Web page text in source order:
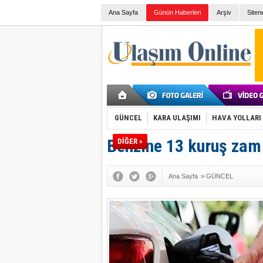
Ana Sayfa Günün Haberleri Arşiv
GÜNCEL KARA ULAŞIMI HAVA YOLLARI
DİĞER »
Benzine 13 kuruş zam
Ana Sayfa » GÜNCEL